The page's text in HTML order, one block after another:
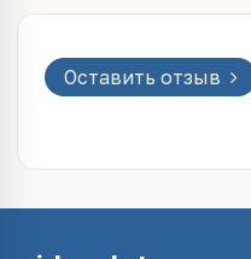
Оставить отзыв